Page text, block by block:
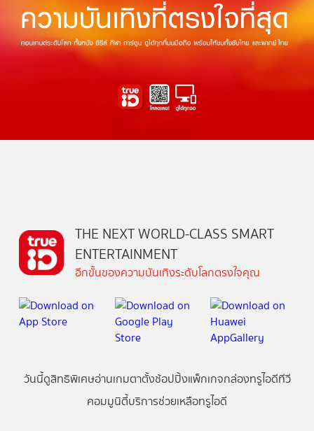
THE NEXT WORLD-CLASS SMART
ENTERTAINMENT
อีกขั้นของความบันเทิงระดับโลกตรงใจคุณ
วันนี้ดูสิทธิพิเศษอ่านเกมตาตั้งช้อปปิ้งแพ็กเกจกล่องทรูไอดีทีวี
คอมมูนิตี้บริการช่วยเหลือทรูไอดี